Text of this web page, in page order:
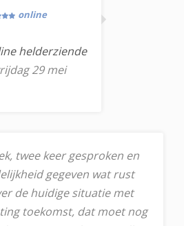
online
helderziende
29 mei
twee keer gesproken en
gegeven wat rust
de huidige situatie met
toekomst, dat moet nog